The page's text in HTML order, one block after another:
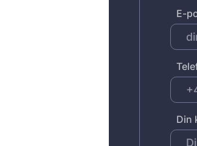
E-
Din